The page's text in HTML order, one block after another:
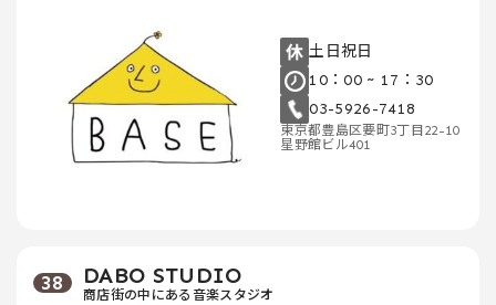
土日祝日
10：00 ~ 17：30
03-5926-7418
東京都豊島区要町3丁目22-10
星野館ビル401
38 DABO STUDIO
商店街の中にある音楽スタジオ